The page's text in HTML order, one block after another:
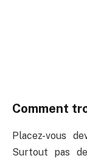
Comment
Placez-vous
Surtout pas